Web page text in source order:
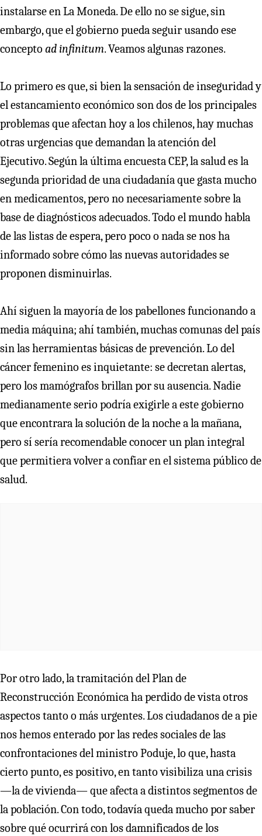
instalarse en La Moneda. De ello no se sigue, sin
embargo, que el gobierno pueda seguir usando ese
concepto ad infinitum. Veamos algunas razones.
Lo primero es que, si bien la sensación de inseguridad y
el estancamiento económico son dos de los principales
problemas que afectan hoy a los chilenos, hay muchas
otras urgencias que demandan la atención del
Ejecutivo. Según la última encuesta CEP, la salud es la
segunda prioridad de una ciudadanía que gasta mucho
en medicamentos, pero no necesariamente sobre la
base de diagnósticos adecuados. Todo el mundo habla
de las listas de espera, pero poco o nada se nos ha
informado sobre cómo las nuevas autoridades se
proponen disminuirlas.
Ahí siguen la mayoría de los pabellones funcionando a
media máquina; ahí también, muchas comunas del país
sin las herramientas básicas de prevención. Lo del
cáncer femenino es inquietante: se decretan alertas,
pero los mamógrafos brillan por su ausencia. Nadie
medianamente serio podría exigirle a este gobierno
que encontrara la solución de la noche a la mañana,
pero sí sería recomendable conocer un plan integral
que permitiera volver a confiar en el sistema público de
salud.
Por otro lado, la tramitación del Plan de
Reconstrucción Económica ha perdido de vista otros
aspectos tanto o más urgentes. Los ciudadanos de a pie
nos hemos enterado por las redes sociales de las
confrontaciones del ministro Poduje, lo que, hasta
cierto punto, es positivo, en tanto visibiliza una crisis
—la de vivienda— que afecta a distintos segmentos de
la población. Con todo, todavía queda mucho por saber
sobre qué ocurrirá con los damnificados de los